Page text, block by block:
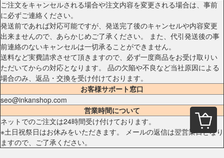
ご注文をキャンセルされる場合や注文内容を変更される場合は、事前
に必ずご連絡ください。
発送前であれば対応可能ですが、発送完了後のキャンセルや内容変更
出来ませんので、あらかじめご了承ください。 また、代引発送後の事
前連絡のないキャンセルは一切承ることができません。
送料など実費請求させて頂きますので、必ず一度商品をお受け取りい
ただいてからの対応となります。 品の欠陥や不良など当社原因による
場合のみ、返品・交換を受け付けております。
お客様サポート窓口
seo@inkanshop.com
営業時間について
ネットでのご注文は24時間受け付けております。
※土日祝祭日はお休みをいただきます。 メールの返信は翌営業日となり
ますので、ご了承ください。